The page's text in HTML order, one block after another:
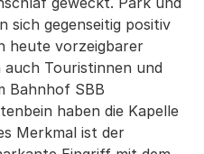
sich gegenseitig positiv
heute vorzeigbarer
Touristinnen und
Bahnhof SBB
haben die Kapelle
Merkmal ist der